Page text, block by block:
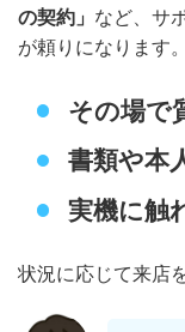
の契約」 など、サ
が頼りになります。
その場で
書類や本
実機に触
状況に応じて来店